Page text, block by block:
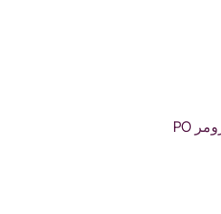
فوتومر 4127؛ سارتومر SR 9003؛ نيومر NA 305؛ ميرامر M216؛ لارومر PO